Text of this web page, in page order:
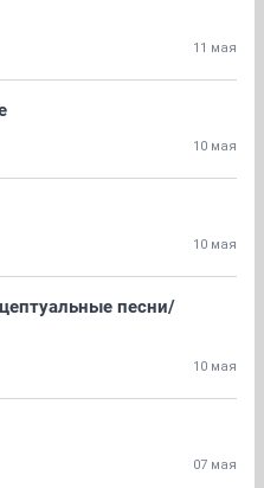
11 мая
10 мая
10 мая
песни/
10 мая
07 мая